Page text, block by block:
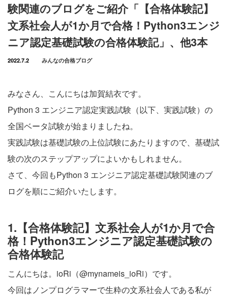
験関連のブログをご紹介「【合格体験記】
文系社会人が1か月で合格！Python3エンジ
ニア認定基礎試験の合格体験記」、他3本
2022.7.2 みんなの合格ブログ
みなさん、こんにちは加賀結衣です。
Python 3 エンジニア認定実践試験（以下、実践試験）の
全国ベータ試験が始まりましたね。
実践試験は基礎試験の上位試験にあたりますので、基礎試
験の次のステップアップによいかもしれません。
さて、今回もPython 3 エンジニア認定基礎試験関連のブ
ログを順にご紹介いたします。
1.【合格体験記】文系社会人が1か月で合
格！Python3エンジニア認定基礎試験の
合格体験記
こんにちは。ioRi（@mynameis_ioRi）です。
今回はノンプログラマーで生粋の文系社会人である私が